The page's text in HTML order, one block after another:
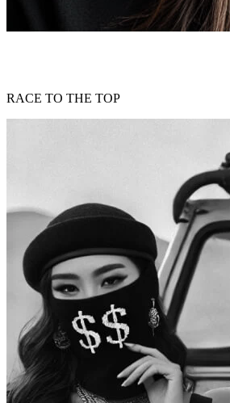
RACE TO THE TOP